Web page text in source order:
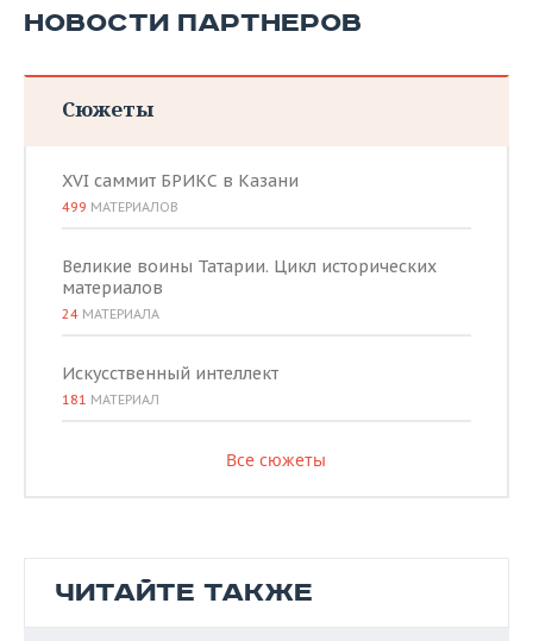
НОВОСТИ ПАРТНЕРОВ
Сюжеты
XVI саммит БРИКС в Казани
499 МАТЕРИАЛОВ
Великие воины Татарии. Цикл исторических
материалов
24 МАТЕРИАЛА
Искусственный интеллект
181 МАТЕРИАЛ
Все сюжеты
ЧИТАЙТЕ ТАКЖЕ